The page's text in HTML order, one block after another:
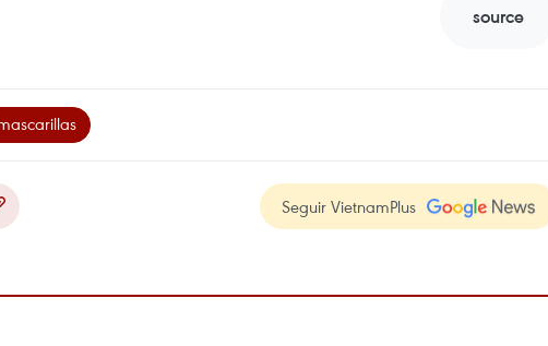
source
Seguir VietnamPlus